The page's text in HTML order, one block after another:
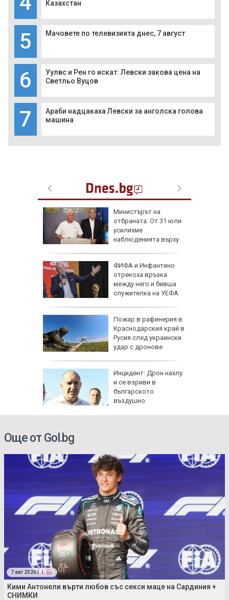
Казахстан
5 Мачовете по телевизията днес, 7 август
6
Уулвс и Рен го искат: Левски закова цена на
Светльо Вуцов
7
Араби надцакаха Левски за анголска голова
машина
Министърът на
отбраната: От 31 юли
усилихме
наблюденията върху
ФИФА и Инфантино
отрекоха връзка
между него и бивша
служителка на УЕФА
Пожар в рафинерия в
Краснодарския край в
Русия след украински
удар с дронове
Инцидент: Дрон нахлу
и се взриви в
българското
въздушно
Още от Gol.bg
7 авг 2026 | 1
Кими Антонели върти любов със секси маце на Сардиния +
СНИМКИ